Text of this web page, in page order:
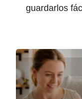
guardarlos